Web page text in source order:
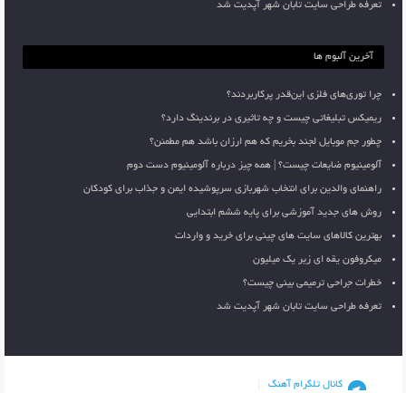
تعرفه طراحی سایت تابان شهر آپدیت شد
آخرین آلبوم ها
چرا توری‌های فلزی این‌قدر پرکاربردند؟
ریمیکس تبلیغاتی چیست و چه تاثیری در برندینگ دارد؟
چطور جم موبایل لجند بخریم که هم ارزان باشد هم مطمئن؟
آلومینیوم ضایعات چیست؟ | همه چیز درباره آلومینیوم دست دوم
راهنمای والدین برای انتخاب شهربازی سرپوشیده ایمن و جذاب برای کودکان
روش های جدید آموزشی برای پایه ششم ابتدایی
بهترین کالاهای سایت های چینی برای خرید و واردات
میکروفون یقه ای زیر یک میلیون
خطرات جراحی ترمیمی بینی چیست؟
تعرفه طراحی سایت تابان شهر آپدیت شد
کانال تلگرام آهنگ